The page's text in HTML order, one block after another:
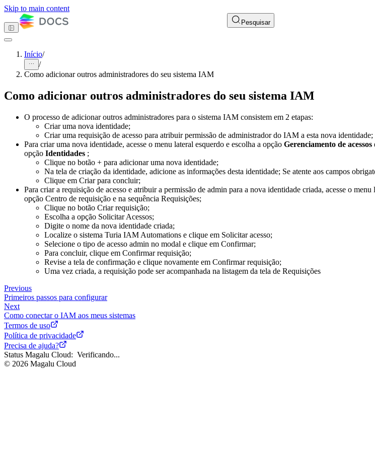
Skip to main content
Pesquisar
Tema escuro
Computação
Armazenamento
Redes
Banco de dados
Gerenciamento de contêineres
DevOps & Ferramentas
Identidade e gestão de acessos
ID Magalu
Turia
Turia IAM Automations
Visão Geral
Como fazer
Como começar
Pré-requisitos
para contratar
Como contratar
Como acessar
minha instância
configurar
Como adicionar
IAM
Início/
/
Como adicionar outros administradores do seu sistema IAM
Como adicionar outros administradores do seu sistema IAM
O processo de adicionar outros administradores para o sistema IAM consistem em 2 etapas:
Criar uma nova identidade;
Criar uma requisição de acesso para atribuir permissão de administrador do IAM a esta nova identidade;
Para criar uma nova identidade, acesse o menu lateral esquerdo e escolha a opção Gerenciamento de acessos
opção Identidades ;
Clique no botão + para adicionar uma nova identidade;
Na tela de criação da identidade, adicione as informações desta identidade; Se atente aos campos
Clique em Criar para concluir;
Para criar a requisição de acesso e atribuir a permissão de admin para a nova identidade criada, acesse o menu
opção Centro de requisição e na sequência Requisições;
Clique no botão Criar requisição;
Escolha a opção Solicitar Acessos;
Digite o nome da nova identidade criada;
Localize o sistema Turia IAM Automations e clique em Solicitar acesso;
Selecione o tipo de acesso admin no modal e clique em Confirmar;
Para concluir, clique em Confirmar requisição;
Revise a tela de confirmação e clique novamente em Confirmar requisição;
Uma vez criada, a requisição pode ser acompanhada na listagem da tela de Requisições
Previous
Primeiros passos para configurar
Next
Como conectar o IAM aos meus sistemas
Termos de uso
Política de privacidade
Precisa de ajuda?
Status Magalu Cloud: Verificando...
© 2026 Magalu Cloud